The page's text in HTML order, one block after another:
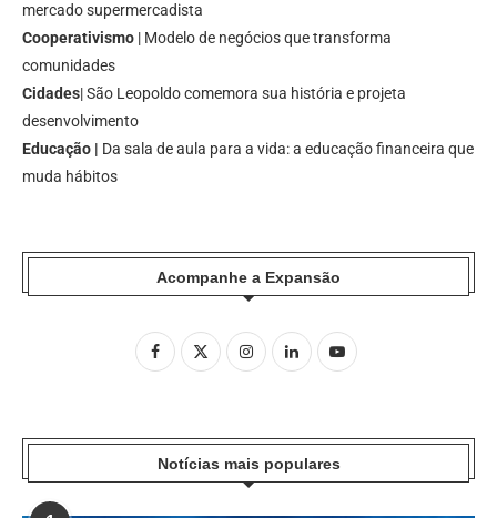
mercado supermercadista
Cooperativismo | Modelo de negócios que transforma
comunidades
Cidades| São Leopoldo comemora sua história e projeta
desenvolvimento
Educação | Da sala de aula para a vida: a educação financeira que
muda hábitos
Acompanhe a Expansão
Notícias mais populares